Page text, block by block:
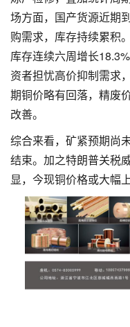
场方面，国产货源近期
购需求，库存持续累积
库存连续六周增长
资者担忧高价抑制需求
期铜价略有回落，精废
改善。
综合来看，矿紧预期尚
结束。加之特朗普关税
显，今现铜价格或大幅上